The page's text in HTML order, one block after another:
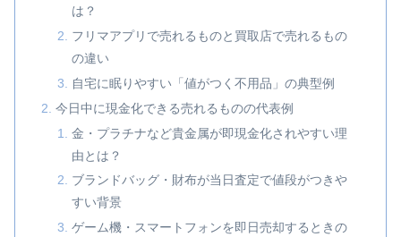
は？
フリマアプリで売れるものと買取店で売れるもの
の違い
自宅に眠りやすい「値がつく不用品」の典型例
今日中に現金化できる売れるものの代表例
金・プラチナなど貴金属が即現金化されやすい理
由とは？
ブランドバッグ・財布が当日査定で値段がつきや
すい背景
ゲーム機・スマートフォンを即日売却するときの